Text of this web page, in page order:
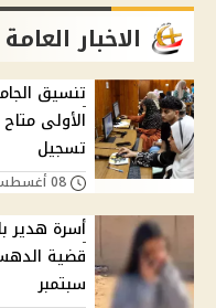
الاخبار العامة
الأولى
تسجيل
أسرة هدير
سبتمبر